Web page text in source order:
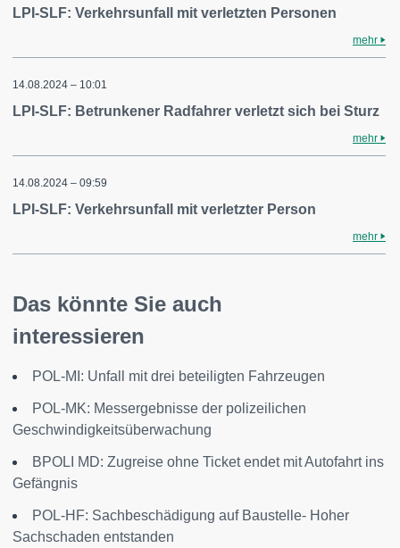
LPI-SLF: Verkehrsunfall mit verletzten Personen
mehr
14.08.2024 – 10:01
LPI-SLF: Betrunkener Radfahrer verletzt sich bei Sturz
mehr
14.08.2024 – 09:59
LPI-SLF: Verkehrsunfall mit verletzter Person
mehr
Das könnte Sie auch
interessieren
POL-MI: Unfall mit drei beteiligten Fahrzeugen
POL-MK: Messergebnisse der polizeilichen
Geschwindigkeitsüberwachung
BPOLI MD: Zugreise ohne Ticket endet mit Autofahrt ins
Gefängnis
POL-HF: Sachbeschädigung auf Baustelle- Hoher
Sachschaden entstanden